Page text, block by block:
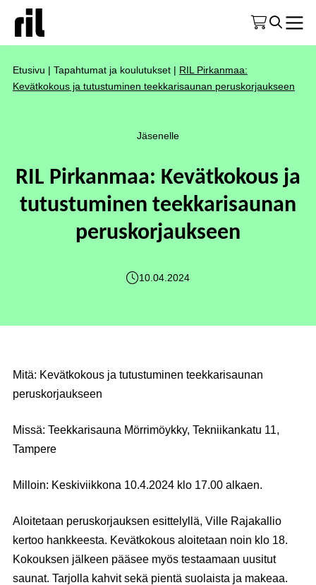
Etusivu | Tapahtumat ja koulutukset | RIL Pirkanmaa:
Kevätkokous ja tutustuminen teekkarisaunan peruskorjaukseen
Jäsenelle
RIL Pirkanmaa: Kevätkokous ja
tutustuminen teekkarisaunan
peruskorjaukseen
10.04.2024
Mitä: Kevätkokous ja tutustuminen teekkarisaunan
peruskorjaukseen
Missä: Teekkarisauna Mörrimöykky, Tekniikankatu 11,
Tampere
Milloin: Keskiviikkona 10.4.2024 klo 17.00 alkaen.
Aloitetaan peruskorjauksen esittelyllä, Ville Rajakallio
kertoo hankkeesta. Kevätkokous aloitetaan noin klo 18.
Kokouksen jälkeen pääsee myös testaamaan uusitut
saunat. Tarjolla kahvit sekä pientä suolaista ja makeaa.